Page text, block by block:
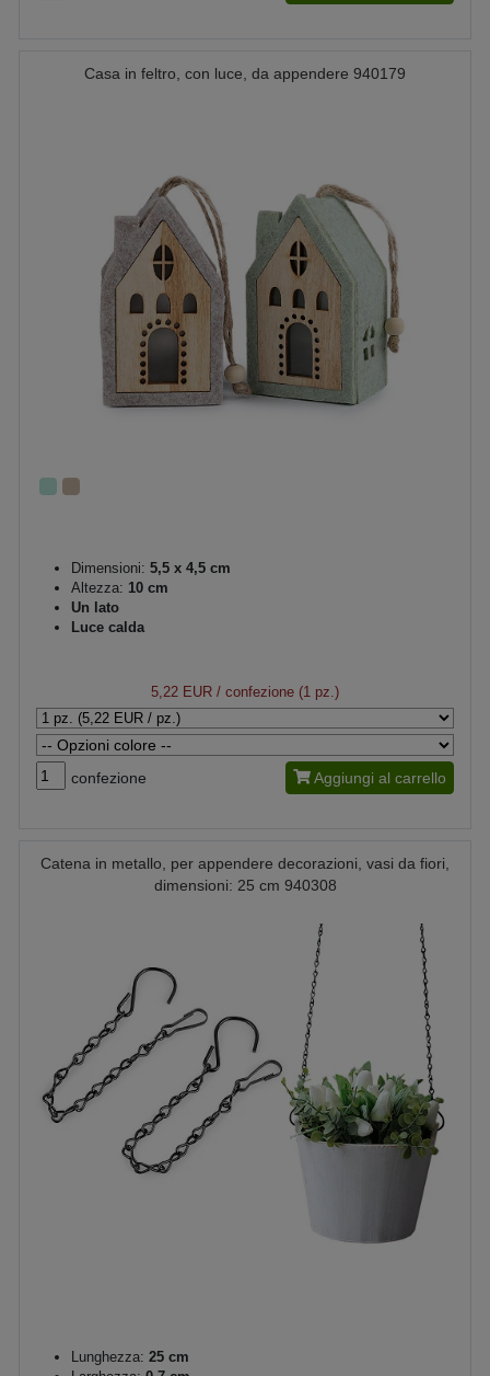
Casa in feltro, con luce, da appendere 940179
Dimensioni: 5,5 x 4,5 cm
Altezza: 10 cm
Un lato
Luce calda
5,22 EUR / confezione (1 pz.)
confezione Aggiungi al carrello
Catena in metallo, per appendere decorazioni, vasi da fiori,
dimensioni: 25 cm 940308
Lunghezza: 25 cm